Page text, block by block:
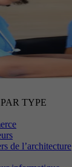
TYPE
de l’architecture